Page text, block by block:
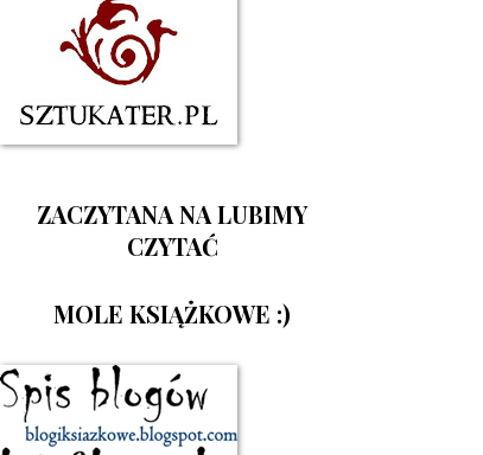
ZACZYTANA NA LUBIMY
CZYTAĆ
MOLE KSIĄŻKOWE :)